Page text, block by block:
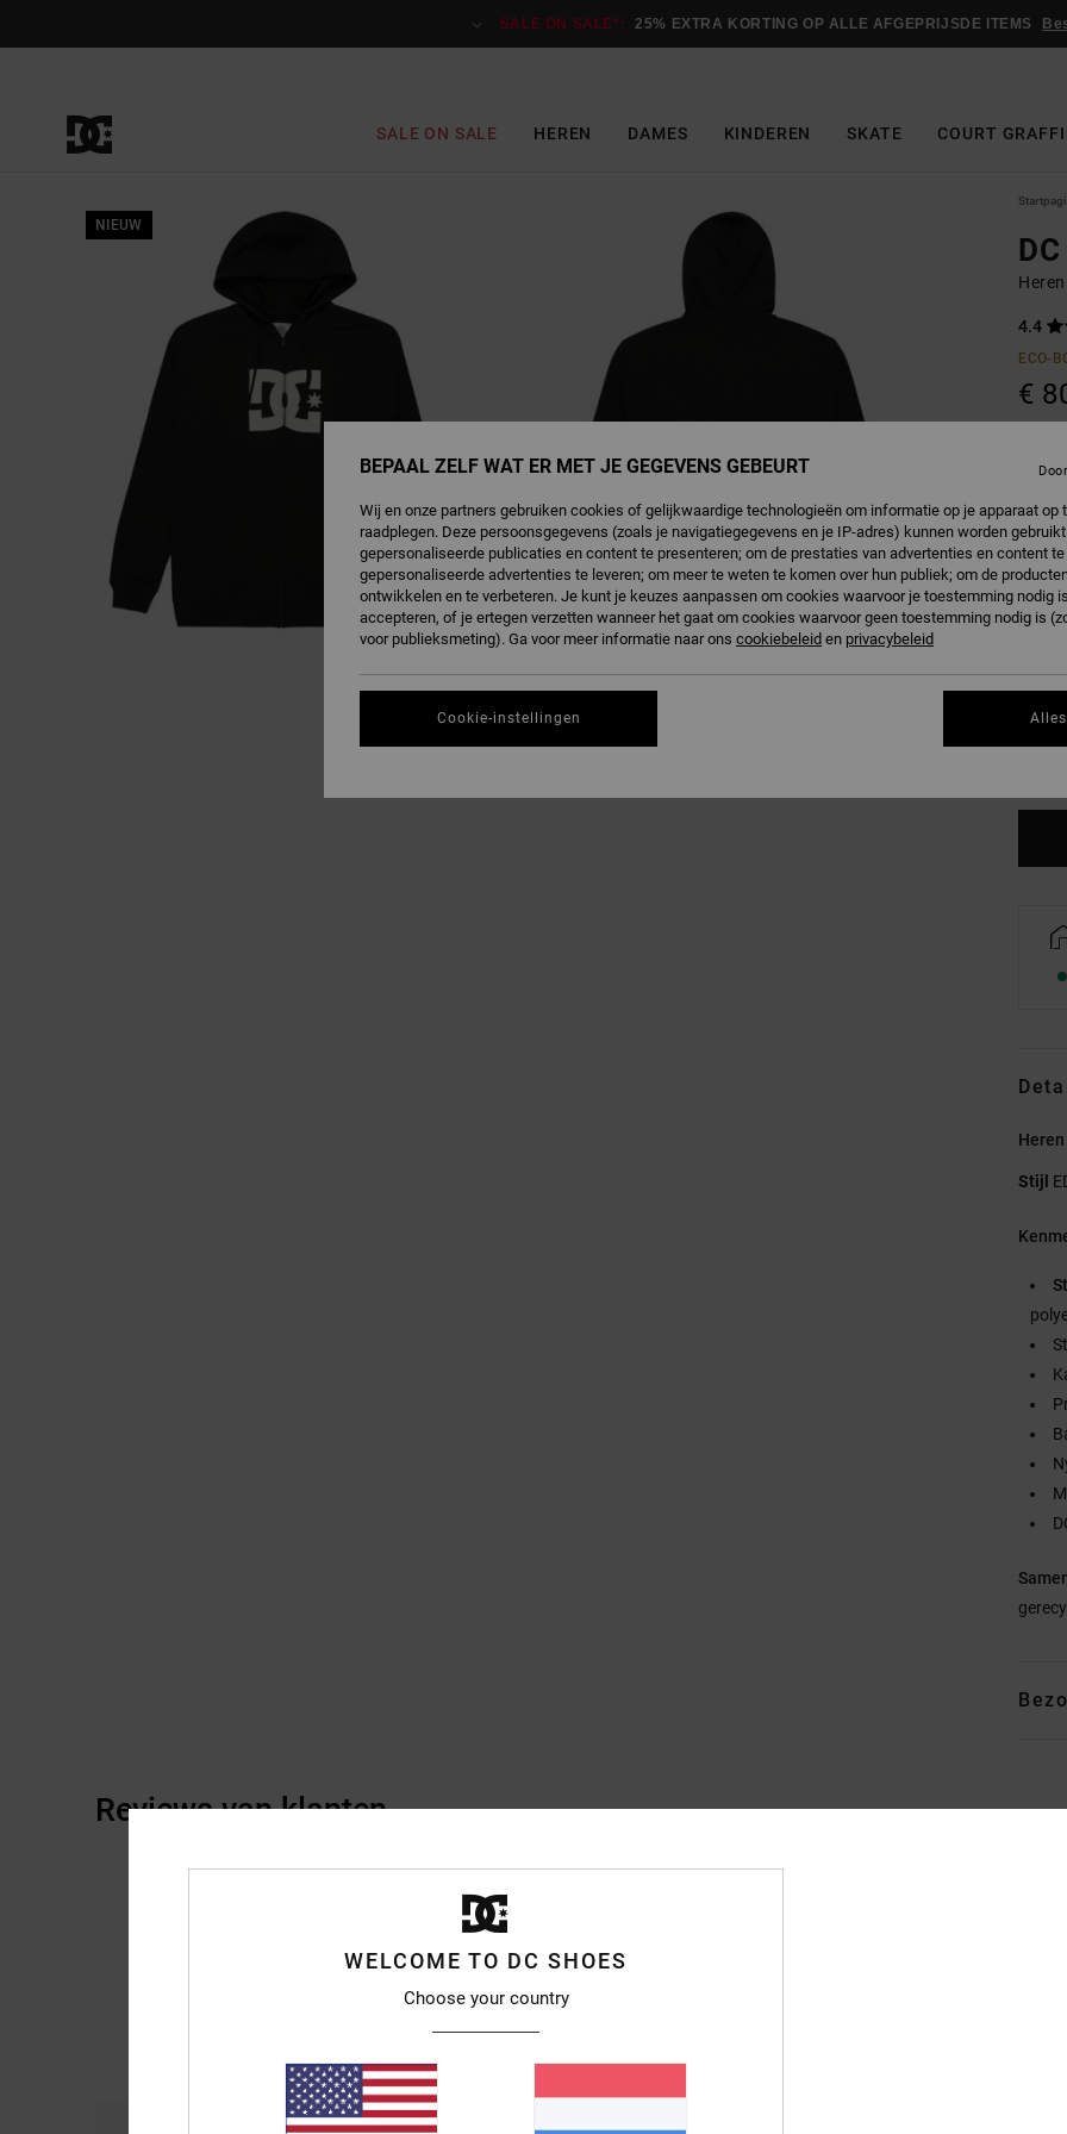
SALE ON SALE*: 25% EXTRA KORTING OP ALLE AFGEPRIJSDE ITEMS
SALE ON SALE HEREN DAMES KINDEREN SKATE COURT
NIEUW
4.4
ECO-
€
Kleur
XS
Stijl
Reviews van klanten
86% van onze klanten bevelen dit product aan
Comfort
Prijs-kwaliteitverhouding
WELCOME TO DC SHOES
Choose your country
BEPAAL ZELF WAT ER MET JE GEGEVENS GEBEURT
Wij en onze partners gebruiken cookies of gelijkwaardige technologieën om informatie op je apparaat op
raadplegen. Deze persoonsgegevens (zoals je navigatiegegevens en je IP-adres) kunnen worden
gepersonaliseerde publicaties en content te presenteren; om de prestaties van advertenties en content
gepersonaliseerde advertenties te leveren; om meer te weten te komen over hun publiek; om de
ontwikkelen en te verbeteren. Je kunt je keuzes aanpassen om cookies waarvoor je toestemming nodig
accepteren, of je ertegen verzetten wanneer het gaat om cookies waarvoor geen toestemming nodig is
voor publieksmeting). Ga voor meer informatie naar ons cookiebeleid en privacybeleid
Cookie-instellingen